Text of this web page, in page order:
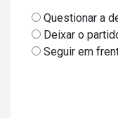
Questionar a
Deixar o
Seguir em